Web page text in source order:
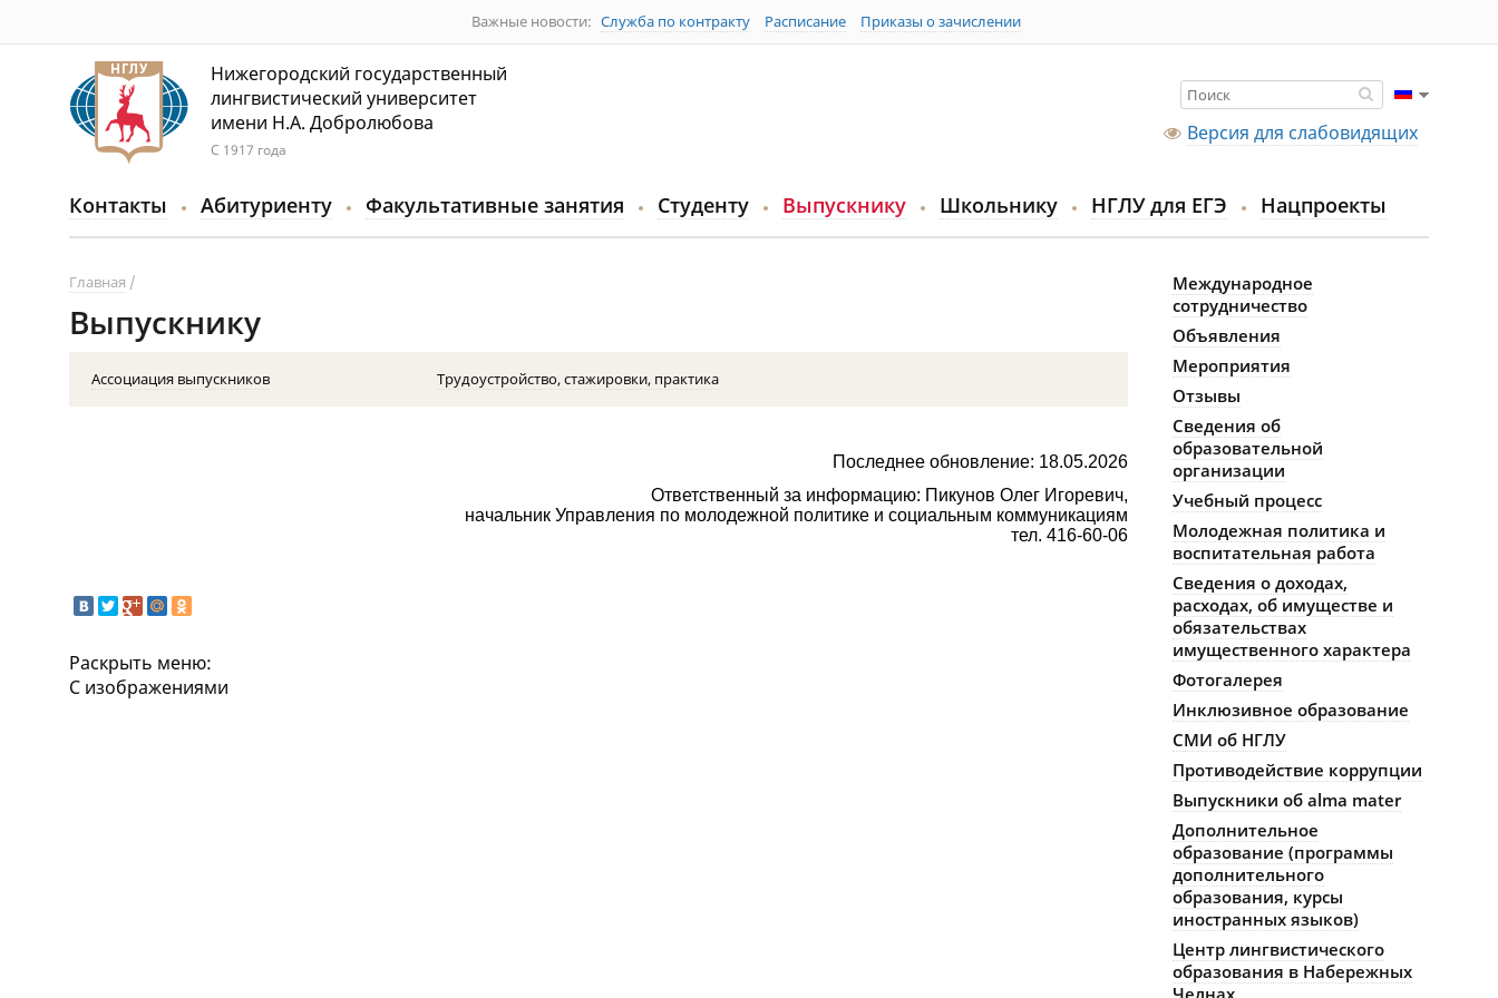
Важные новости: Служба по контракту Расписание Приказы о зачислении
Нижегородский государственный
лингвистический университет
имени Н.А. Добролюбова
С 1917 года
Версия для слабовидящих
Контакты Абитуриенту Факультативные занятия Студенту Выпускнику Школьнику НГЛУ для ЕГЭ Нацпроекты
Главная
Выпускнику
Ассоциация выпускников Трудоустройство, стажировки, практика
Последнее обновление: 18.05.2026
Ответственный за информацию: Пикунов Олег Игоревич,
начальник Управления по молодежной политике и социальным коммуникациям
тел. 416-60-06
Раскрыть меню:
С изображениями
Международное
сотрудничество
Объявления
Мероприятия
Отзывы
Сведения об
образовательной
организации
Учебный процесс
Молодежная политика и
воспитательная работа
Сведения о доходах,
расходах, об имуществе и
обязательствах
имущественного характера
Фотогалерея
Инклюзивное образование
СМИ об НГЛУ
Противодействие коррупции
Выпускники об alma mater
Дополнительное
образование (программы
дополнительного
образования, курсы
иностранных языков)
Центр лингвистического
образования в Набережных
Челнах